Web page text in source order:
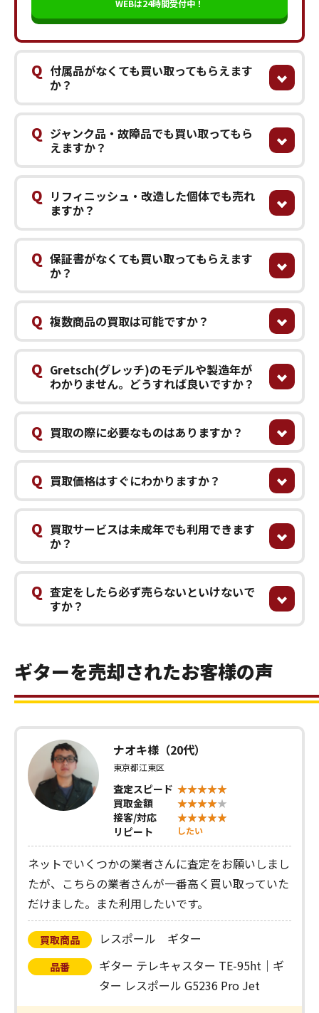
WEBは24時間受付中！
Q 付属品がなくても買い取ってもらえます
か？
Q ジャンク品・故障品でも買い取ってもら
えますか？
Q リフィニッシュ・改造した個体でも売れ
ますか？
Q 保証書がなくても買い取ってもらえます
か？
Q 複数商品の買取は可能ですか？
Q Gretsch(グレッチ)のモデルや製造年が
わかりません。どうすれば良いですか？
Q 買取の際に必要なものはありますか？
Q 買取価格はすぐにわかりますか？
Q 買取サービスは未成年でも利用できます
か？
Q 査定をしたら必ず売らないといけないで
すか？
ギターを売却されたお客様の声
ナオキ様（20代）
東京都江東区
査定スピード
買取金額
接客/対応
リピート
したい
ネットでいくつかの業者さんに査定をお願いしまし
たが、こちらの業者さんが一番高く買い取っていた
だけました。また利用したいです。
買取商品 レスポール ギター
品番
ギター テレキャスター TE-95ht｜ギ
ター レスポール G5236 Pro Jet